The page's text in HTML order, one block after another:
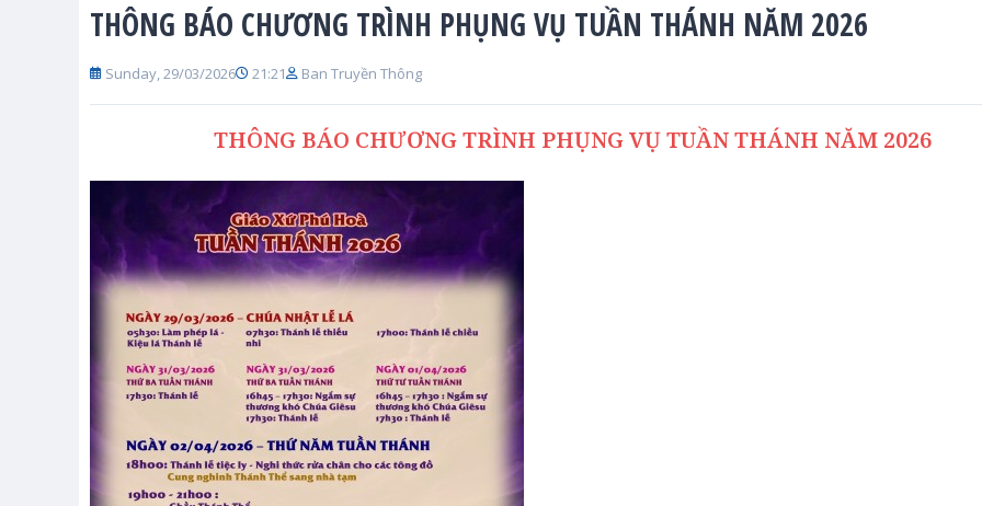
THÔNG BÁO CHƯƠNG TRÌNH PHỤNG VỤ TUẦN THÁNH NĂM 2026
Sunday, 29/03/2026 21:21 Ban Truyền Thông
THÔNG BÁO CHƯƠNG TRÌNH PHỤNG VỤ TUẦN THÁNH NĂM 2026